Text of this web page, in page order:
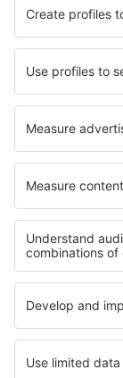
Hoteluri în
Hoteluri în
Cele mai bune
Hoteluri în Valea
Hoteluri la
Hoteluri pe Plaja
Hoteluri in Colón